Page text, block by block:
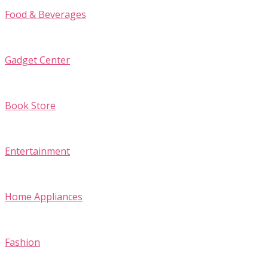
Food & Beverages
Gadget Center
Book Store
Entertainment
Home Appliances
Fashion